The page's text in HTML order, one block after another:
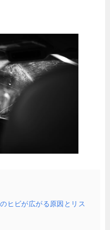
ヒビが広がる原因とリス